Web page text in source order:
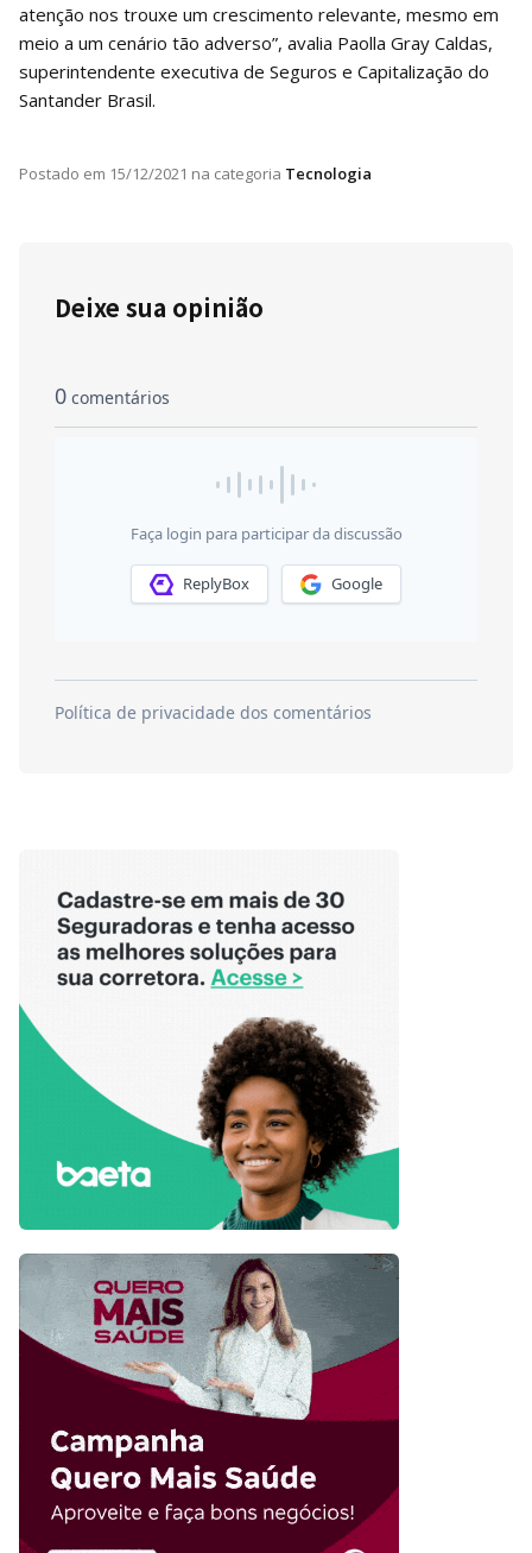
atenção nos trouxe um crescimento relevante, mesmo em
meio a um cenário tão adverso”, avalia Paolla Gray Caldas,
superintendente executiva de Seguros e Capitalização do
Santander Brasil.
Postado em 15/12/2021 na categoria Tecnologia
Deixe sua opinião